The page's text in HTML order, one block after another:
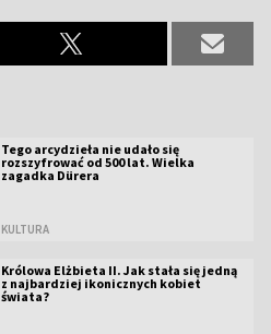
Tego arcydzieła nie udało się
rozszyfrować od 500 lat. Wielka
zagadka Dürera
KULTURA
Królowa Elżbieta II. Jak stała się jedną
z najbardziej ikonicznych kobiet
świata?